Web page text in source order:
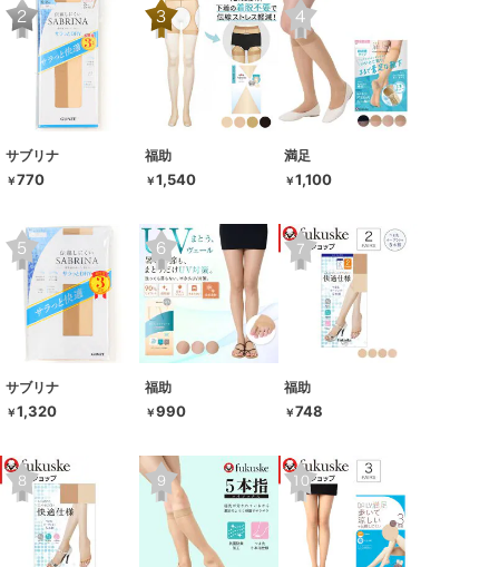
サブリナ
￥770
福助
￥1,540
満足
￥1,100
サブリナ
￥1,320
福助
￥990
福助
￥748